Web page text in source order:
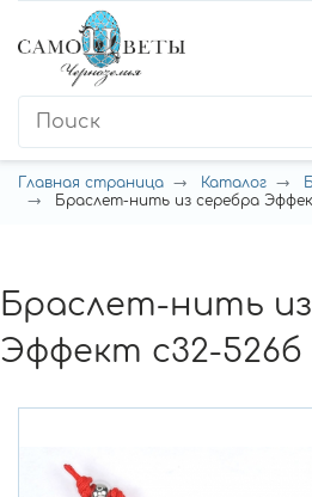
Главная страница Каталог
Браслет-нить из серебра
Браслет-нить
Эффект с32-526б